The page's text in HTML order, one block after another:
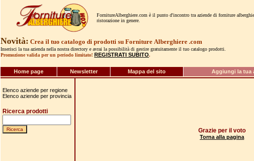
FornitureAlberghiere.com è il punto d'incontro tra aziende di forniture
ristorazione in genere.
Novità: Crea il tuo catalogo di prodotti su Forniture Alberghiere .com
Inserisci la tua azienda nella nostra directory e avrai la possibilità di gestire gratuitamente il tuo catalogo prodotti.
Promozione valida per un periodo limitato! REGISTRATI SUBITO.
Home page Newsletter Mappa del sito Aggiungi la tua
Elenco aziende per regione
Elenco aziende per provincia
Ricerca prodotti
Grazie per il voto
Torna alla pagina